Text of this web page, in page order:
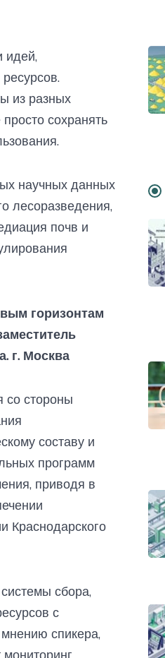
идей,
из разных
сохранять
научных данных
лесоразведения,
почв и
горизонтам
г. Москва
со стороны
составу и
программ
приводя в
Краснодарского
сбора,
с
спикера,